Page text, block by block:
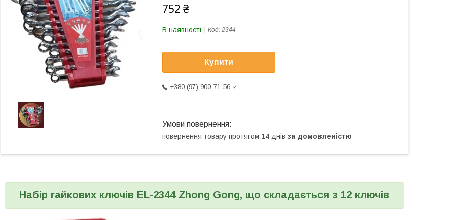
752 ₴
В наявності Код: 2344
Купити
+380 (97) 900-71-56
повернення товару протягом 14 днів за домовленістю
Набір гайкових ключів EL-2344 Zhong Gong, що складається з 12 ключів